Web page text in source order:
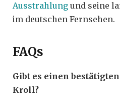
Ausstrahlung und seine
im deutschen Fernsehen.
FAQs
Gibt es einen
Kroll?